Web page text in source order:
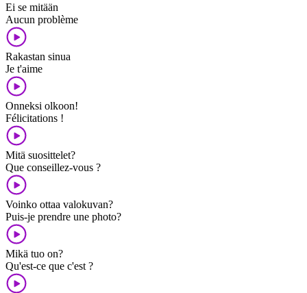
Ei se mitään
Aucun problème
Rakastan sinua
Je t'aime
Onneksi olkoon!
Félicitations !
Mitä suosittelet?
Que conseillez-vous ?
Voinko ottaa valokuvan?
Puis-je prendre une photo?
Mikä tuo on?
Qu'est-ce que c'est ?